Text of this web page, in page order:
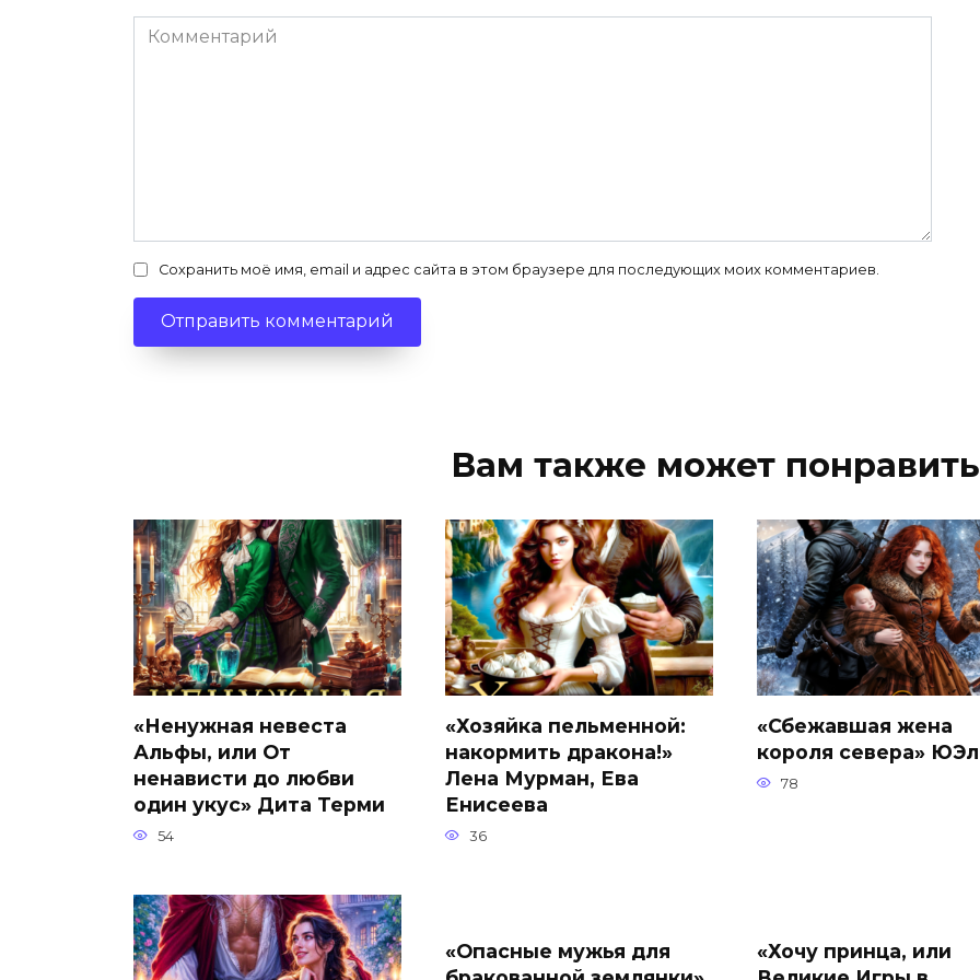
Комментарий
Сохранить моё имя, email и адрес сайта в этом браузере для последующих моих комментариев.
Вам также может
«Ненужная невеста
Альфы, или От
ненависти до любви
один укус» Дита Терми
54
«Хозяйка пельменной:
накормить дракона!»
Лена Мурман, Ева
Енисеева
36
«Сбежавшая жена
короля севера» ЮЭл
78
«Опасные мужья для
«Хочу принца, или